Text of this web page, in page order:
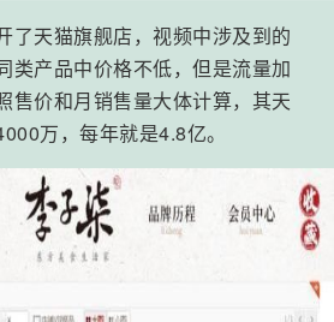
了天猫旗舰店，视频中涉及到的
类产品中价格不低，但是流量加
售价和月销售量大体计算，其天
万，每年就是4.8亿。